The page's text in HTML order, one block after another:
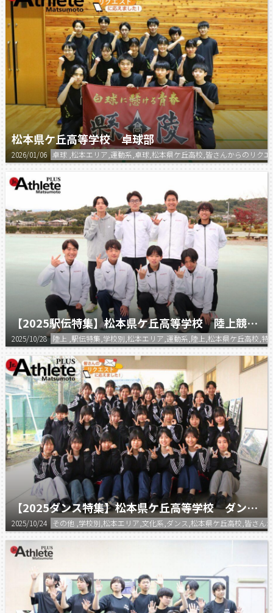
松本県ケ丘高等学校 卓球部
2026/01/06 卓球 ,松本エリア,運動系,卓球,松本県ケ丘高校,皆さんからのリク
【2025駅伝特集】松本県ケ丘高等学校 陸上競技部
2025/10/28 陸上 ,駅伝特集,学校別,松本エリア,運動系,陸上,松本県ケ丘高校,特
【2025ダンス特集】松本県ケ丘高等学校 ダンス部
2025/10/24 その他 ,学校別,松本エリア,文化系,ダンス,松本県ケ丘高校,皆さん